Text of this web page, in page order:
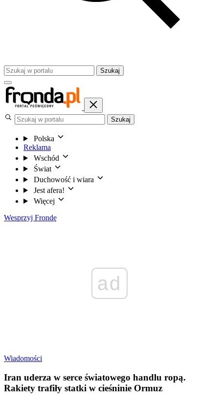
Szukaj
Szukaj
Polska
Reklama
Wschód
Świat
Duchowość i wiara
Jest afera!
Więcej
Wesprzyj Frondę
ad
Wiadomości
Iran uderza w serce światowego handlu ropą.
Rakiety trafiły statki w cieśninie Ormuz